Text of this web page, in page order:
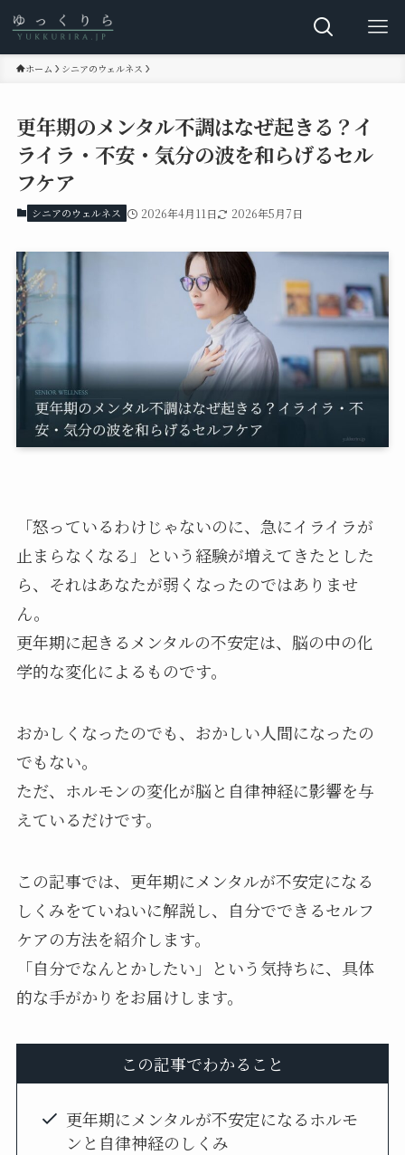
ホーム シニアのウェルネス
更年期のメンタル不調はなぜ起きる？イ
ライラ・不安・気分の波を和らげるセル
フケア
シニアのウェルネス 2026年4月11日 2026年5月7日
「怒っているわけじゃないのに、急にイライラが
止まらなくなる」という経験が増えてきたとした
ら、それはあなたが弱くなったのではありませ
ん。
更年期に起きるメンタルの不安定は、脳の中の化
学的な変化によるものです。
おかしくなったのでも、おかしい人間になったの
でもない。
ただ、ホルモンの変化が脳と自律神経に影響を与
えているだけです。
この記事では、更年期にメンタルが不安定になる
しくみをていねいに解説し、自分でできるセルフ
ケアの方法を紹介します。
「自分でなんとかしたい」という気持ちに、具体
的な手がかりをお届けします。
この記事でわかること
更年期にメンタルが不安定になるホルモ
ンと自律神経のしくみ